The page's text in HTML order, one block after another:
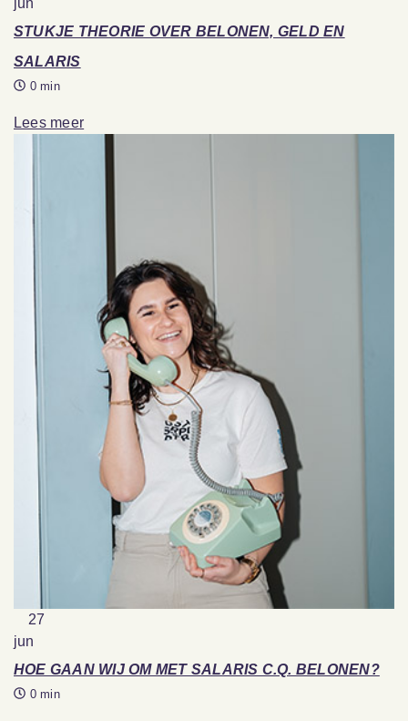
STUKJE THEORIE OVER BELONEN, GELD EN
SALARIS
0 min
Lees meer
27
jun
HOE GAAN WIJ OM MET SALARIS C.Q. BELONEN?
0 min